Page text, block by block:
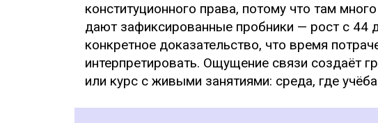
конституционного права, потому что там
дают зафиксированные пробники — рост с 44
конкретное доказательство, что время
интерпретировать. Ощущение связи создаёт
или курс с живыми занятиями: среда, где